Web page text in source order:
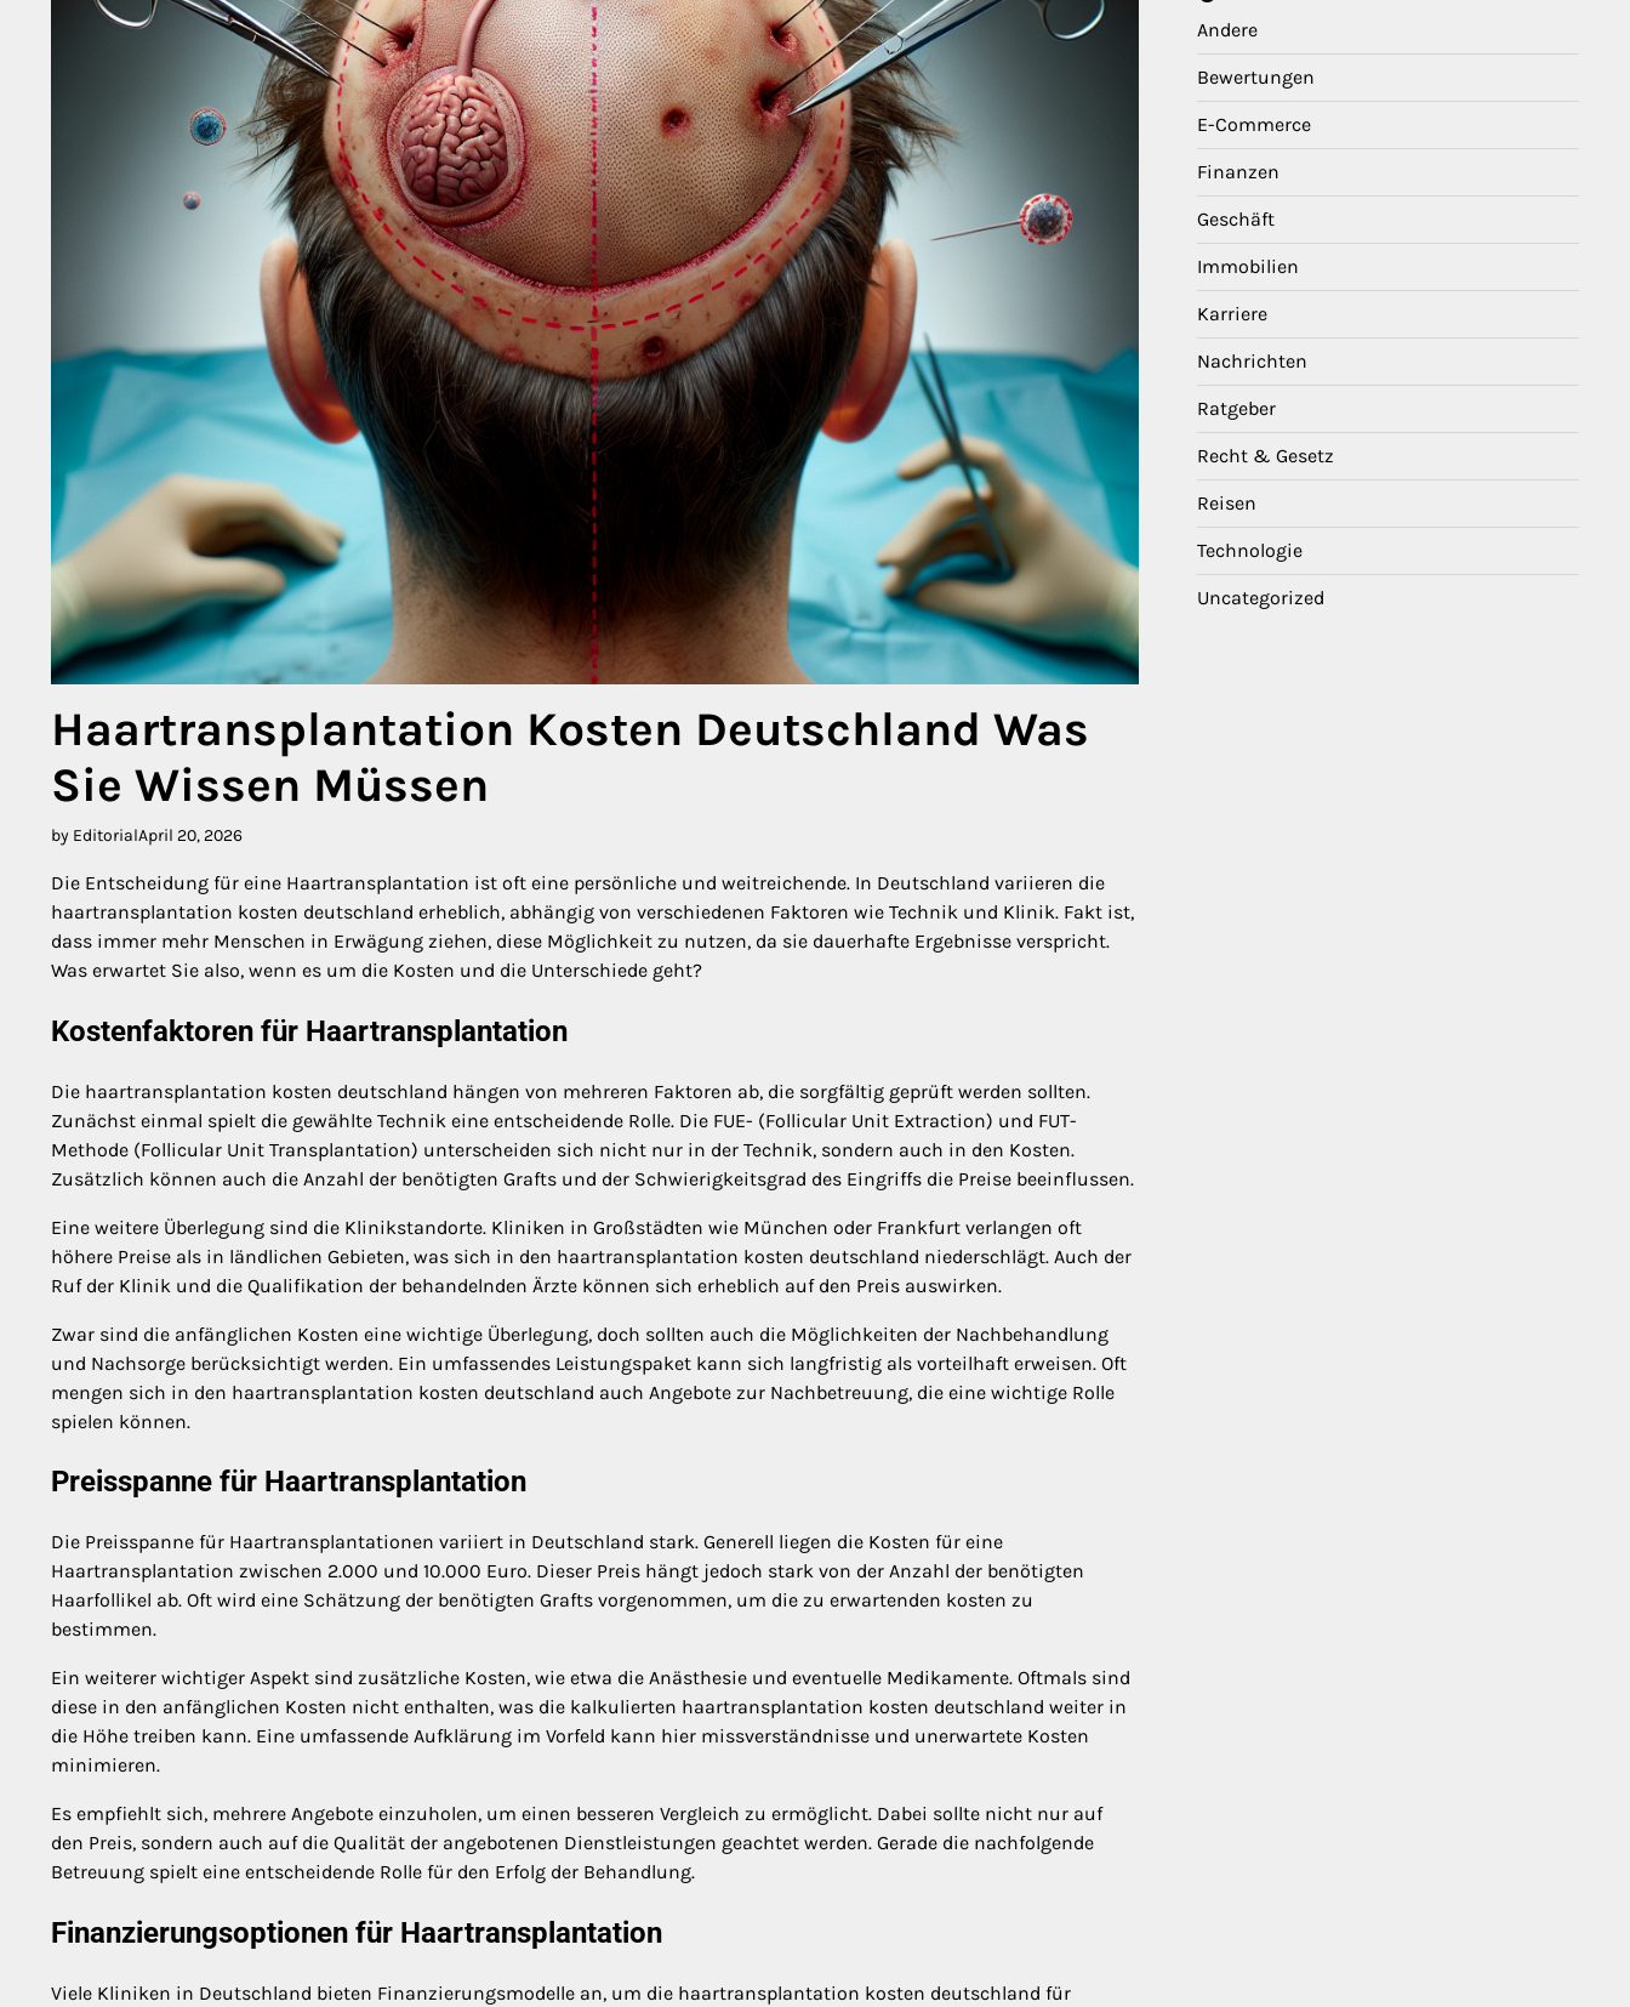
Haartransplantation Kosten Deutschland Was
Sie Wissen Müssen
by EditorialApril 20, 2026
Die Entscheidung für eine Haartransplantation ist oft eine persönliche und weitreichende. In Deutschland variieren die
haartransplantation kosten deutschland erheblich, abhängig von verschiedenen Faktoren wie Technik und Klinik. Fakt ist,
dass immer mehr Menschen in Erwägung ziehen, diese Möglichkeit zu nutzen, da sie dauerhafte Ergebnisse verspricht.
Was erwartet Sie also, wenn es um die Kosten und die Unterschiede geht?
Kostenfaktoren für Haartransplantation
Die haartransplantation kosten deutschland hängen von mehreren Faktoren ab, die sorgfältig geprüft werden sollten.
Zunächst einmal spielt die gewählte Technik eine entscheidende Rolle. Die FUE- (Follicular Unit Extraction) und FUT-
Methode (Follicular Unit Transplantation) unterscheiden sich nicht nur in der Technik, sondern auch in den Kosten.
Zusätzlich können auch die Anzahl der benötigten Grafts und der Schwierigkeitsgrad des Eingriffs die Preise beeinflussen.
Eine weitere Überlegung sind die Klinikstandorte. Kliniken in Großstädten wie München oder Frankfurt verlangen oft
höhere Preise als in ländlichen Gebieten, was sich in den haartransplantation kosten deutschland niederschlägt. Auch der
Ruf der Klinik und die Qualifikation der behandelnden Ärzte können sich erheblich auf den Preis auswirken.
Zwar sind die anfänglichen Kosten eine wichtige Überlegung, doch sollten auch die Möglichkeiten der Nachbehandlung
und Nachsorge berücksichtigt werden. Ein umfassendes Leistungspaket kann sich langfristig als vorteilhaft erweisen. Oft
mengen sich in den haartransplantation kosten deutschland auch Angebote zur Nachbetreuung, die eine wichtige Rolle
spielen können.
Preisspanne für Haartransplantation
Die Preisspanne für Haartransplantationen variiert in Deutschland stark. Generell liegen die Kosten für eine
Haartransplantation zwischen 2.000 und 10.000 Euro. Dieser Preis hängt jedoch stark von der Anzahl der benötigten
Haarfollikel ab. Oft wird eine Schätzung der benötigten Grafts vorgenommen, um die zu erwartenden kosten zu
bestimmen.
Ein weiterer wichtiger Aspekt sind zusätzliche Kosten, wie etwa die Anästhesie und eventuelle Medikamente. Oftmals sind
diese in den anfänglichen Kosten nicht enthalten, was die kalkulierten haartransplantation kosten deutschland weiter in
die Höhe treiben kann. Eine umfassende Aufklärung im Vorfeld kann hier missverständnisse und unerwartete Kosten
minimieren.
Es empfiehlt sich, mehrere Angebote einzuholen, um einen besseren Vergleich zu ermöglicht. Dabei sollte nicht nur auf
den Preis, sondern auch auf die Qualität der angebotenen Dienstleistungen geachtet werden. Gerade die nachfolgende
Betreuung spielt eine entscheidende Rolle für den Erfolg der Behandlung.
Finanzierungsoptionen für Haartransplantation
Viele Kliniken in Deutschland bieten Finanzierungsmodelle an, um die haartransplantation kosten deutschland für
Andere
Bewertungen
E-Commerce
Finanzen
Geschäft
Immobilien
Karriere
Nachrichten
Ratgeber
Recht & Gesetz
Reisen
Technologie
Uncategorized